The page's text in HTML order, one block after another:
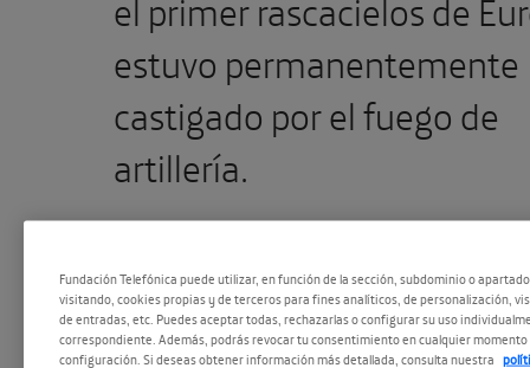
estuvo permanentemente
castigado por el fuego de
artillería.
• Un blanco fácil
Fundación Telefónica puede utilizar, en función de la sección, subdominio o
visitando, cookies propias y de terceros para fines analíticos, de personalización,
de entradas, etc. Puedes aceptar todas, rechazarlas o configurar su uso
correspondiente. Además, podrás revocar tu consentimiento en cualquier momento
configuración. Si deseas obtener información más detallada, consulta nuestra